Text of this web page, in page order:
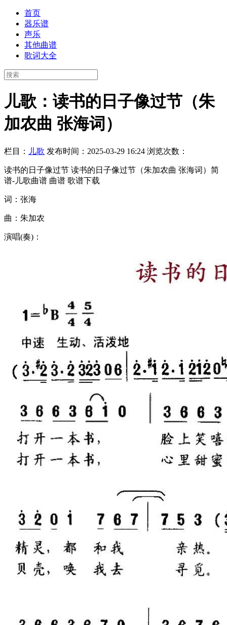
首页
器乐谱
声乐
其他曲谱
歌词大全
儿歌：读书的日子像过节（朱
加农曲 张海词）
栏目： 儿歌 发布时间：2025-03-29 16:24 浏览次数：
读书的日子像过节 读书的日子像过节（朱加农曲 张海词）简
谱-儿歌曲谱 曲谱 歌谱下载
词：张海
曲：朱加农
演唱(奏)：